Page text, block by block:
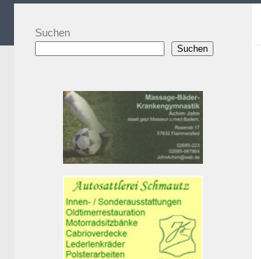
Suchen
Suchen